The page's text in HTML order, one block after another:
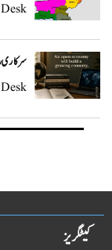
Desk
سرکاری
Desk
کیٹگریز